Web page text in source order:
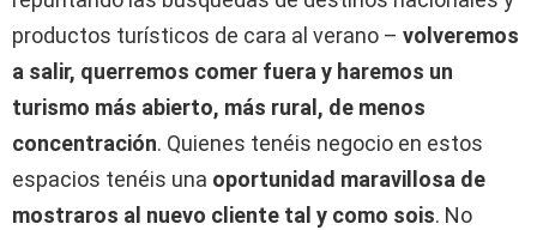
productos turísticos de cara al verano – volveremos
a salir, querremos comer fuera y haremos un
turismo más abierto, más rural, de menos
concentración. Quienes tenéis negocio en estos
espacios tenéis una oportunidad maravillosa de
mostraros al nuevo cliente tal y como sois. No